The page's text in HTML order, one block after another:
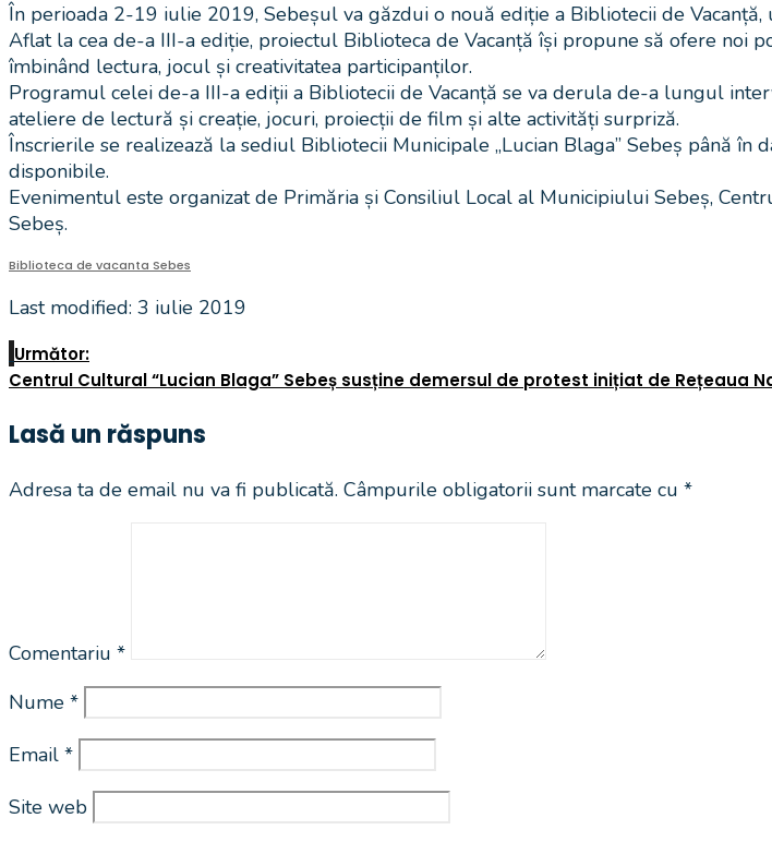
În perioada 2-19 iulie 2019, Sebeșul va găzdui o nouă ediție a Bibliotecii de
Aflat la cea de-a III-a ediție, proiectul Biblioteca de Vacanță își propune să ofere noi
îmbinând lectura, jocul și creativitatea participanților.
Programul celei de-a III-a ediții a Bibliotecii de Vacanță se va derula de-a lungul
ateliere de lectură și creație, jocuri, proiecții de film și alte activități surpriză.
Înscrierile se realizează la sediul Bibliotecii Municipale „Lucian Blaga” Sebeș până
disponibile.
Evenimentul este organizat de Primăria și Consiliul Local al Municipiului Sebeș,
Sebeș.
Biblioteca de vacanta Sebes
Last modified: 3 iulie 2019
Următor:
Centrul Cultural “Lucian Blaga” Sebeș susține demersul de protest inițiat de Rețeaua
Lasă un răspuns
Adresa ta de email nu va fi publicată. Câmpurile obligatorii sunt marcate cu *
Comentariu *
Nume *
Email *
Site web